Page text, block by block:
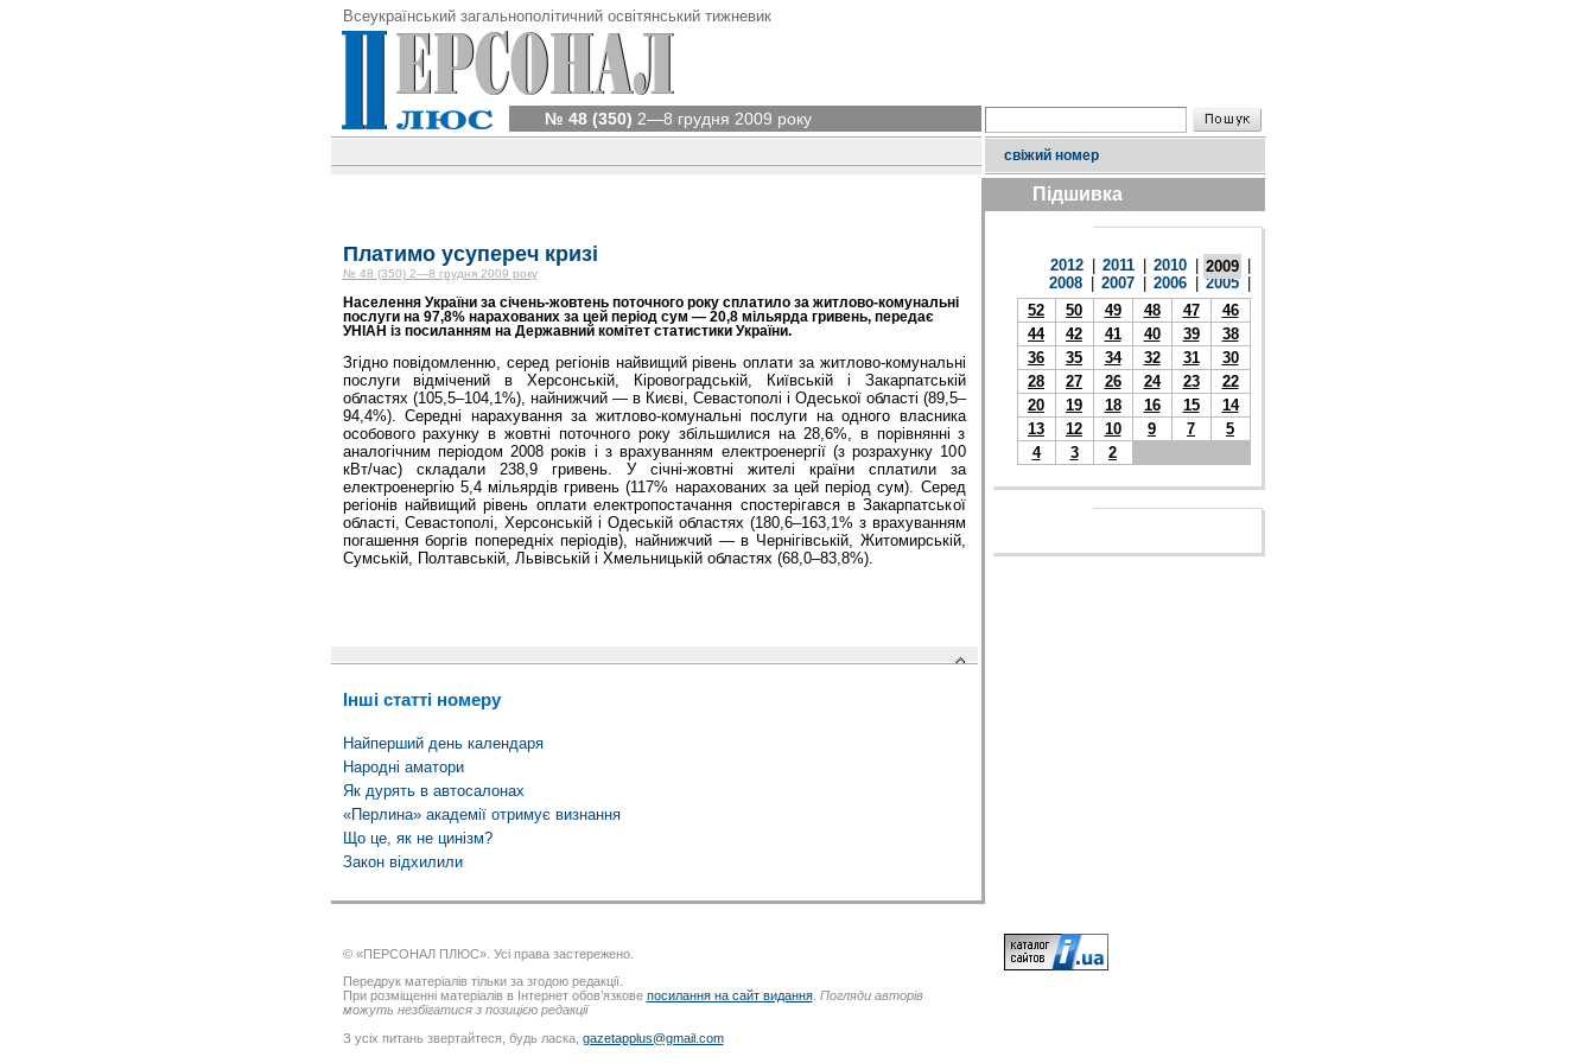
Всеукраїнський загальнополітичний освітянський тижневик
№ 48 (350) 2—8 грудня 2009 року
свіжий номер
Платимо усупереч кризі
№ 48 (350) 2—8 грудня 2009 року
Населення України за січень-жовтень поточного року сплатило за житлово-комунальні
послуги на 97,8% нарахованих за цей період сум — 20,8 мільярда гривень, передає
УНІАН із посиланням на Державний комітет статистики України.
Згідно повідомленню, серед регіонів найвищий рівень оплати за житлово-комунальні
послуги відмічений в Херсонській, Кіровоградській, Київській і Закарпатській
областях (105,5–104,1%), найнижчий — в Києві, Севастополі і Одеської області (89,5–
94,4%). Середні нарахування за житлово-комунальні послуги на одного власника
особового рахунку в жовтні поточного року збільшилися на 28,6%, в порівнянні з
аналогічним періодом 2008 років і з врахуванням електроенергії (з розрахунку 100
кВт/час) складали 238,9 гривень. У січні-жовтні жителі країни сплатили за
електроенергію 5,4 мільярдів гривень (117% нарахованих за цей період сум). Серед
регіонів найвищий рівень оплати електропостачання спостерігався в Закарпатської
області, Севастополі, Херсонській і Одеській областях (180,6–163,1% з врахуванням
погашення боргів попередніх періодів), найнижчий — в Чернігівській, Житомирській,
Сумській, Полтавській, Львівській і Хмельницькій областях (68,0–83,8%).
Інші статті номеру
Найперший день календаря
Народні аматори
Як дурять в автосалонах
«Перлина» академії отримує визнання
Що це, як не цинізм?
Закон відхилили
Підшивка
2012 2011 2010 2009
2008
2007 2006 2005
52
50 49 48 47
46
44
42 41 40 39
38
36
35 34 32 31
30
28
27 26 24 23
22
20
19 18 16 15
14
13
12 10 9 7
5
4
3 2
© «ПЕРСОНАЛ ПЛЮС». Усі права застережено.
Передрук матеріалів тільки за згодою редакції.
При розміщенні матеріалів в Інтернет обов’язкове посилання на сайт видання. Погляди авторів
можуть незбігатися з позицією редакції
З усіх питань звертайтеся, будь ласка, gazetapplus@gmail.com